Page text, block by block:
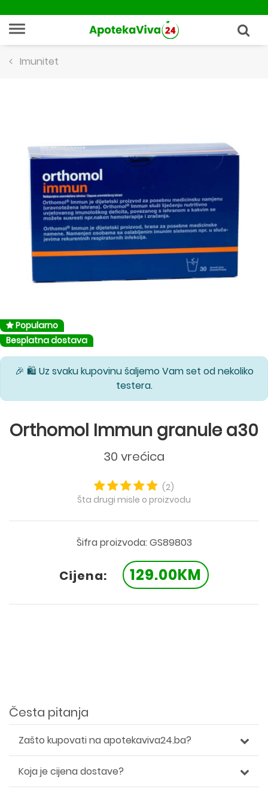
Imunitet
Popularno
Besplatna dostava
🎉 🛍️ Uz svaku kupovinu šaljemo Vam set od nekoliko
testera.
Orthomol Immun granule a30
30 vrećica
(2)
Šta drugi misle o proizvodu
Šifra proizvoda: GS89803
Cijena: 129.00KM
Česta pitanja
Zašto kupovati na apotekaviva24.ba?
Koja je cijena dostave?